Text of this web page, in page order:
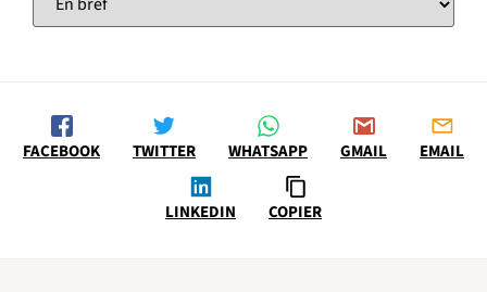
FACEBOOK TWITTER WHATSAPP GMAIL EMAIL
LINKEDIN COPIER